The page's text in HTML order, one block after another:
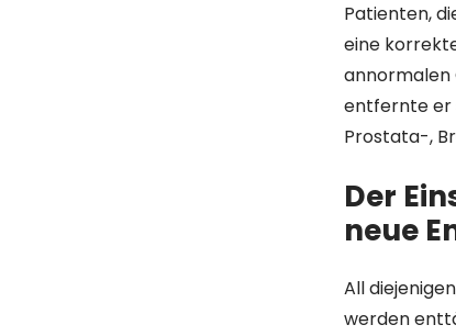
Patienten,
eine
annormalen
entfernte er
Prostata-,
Der
neue
All
werden